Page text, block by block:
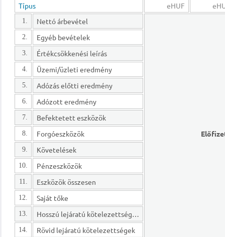
Típus
eHUF
1. Nettó árbevétel
2. Egyéb bevételek
3. Értékcsökkenési leírás
4. Üzemi/üzleti eredmény
5. Adózás előtti eredmény
6. Adózott eredmény
7. Befektetett eszközök
8. Forgóeszközök
9. Követelések
10. Pénzeszközök
11. Eszközök összesen
12. Saját tőke
13. Hosszú lejáratú kötelezettségek
14. Rövid lejáratú kötelezettségek